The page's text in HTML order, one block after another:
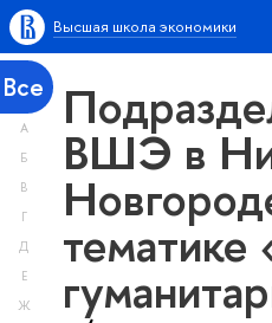
Высшая школа экономики
Все
А
Б
В
Г
Д
Е
Ж
ВШЭ в